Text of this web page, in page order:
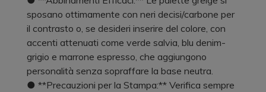
sposano ottimamente con neri decisi/carbone per
il contrasto o, se desideri inserire del colore, con
accenti attenuati come verde salvia, blu denim-
grigio e marrone espresso, che aggiungono
personalità senza sopraffare la base neutra.
● **Precauzioni per la Stampa:** Verifica sempre